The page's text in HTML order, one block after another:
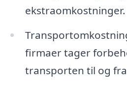
ekstraomkostninger.
firmaer tager
transporten til og